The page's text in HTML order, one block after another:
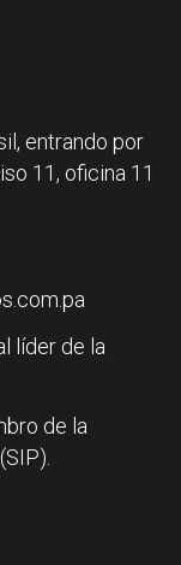
entrando por
11, oficina 11
líder de la
de la